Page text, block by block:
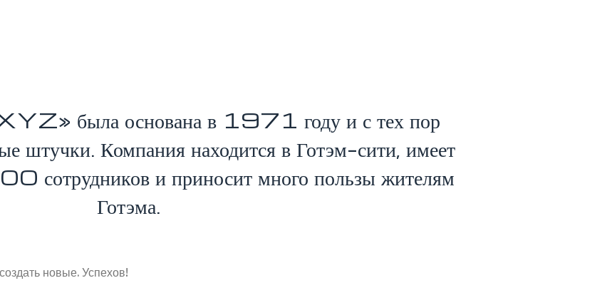
была основана в 1971 году и с тех пор
штучки. Компания находится в Готэм-сити, имеет
сотрудников и приносит много пользы жителям
Готэма.
новые. Успехов!